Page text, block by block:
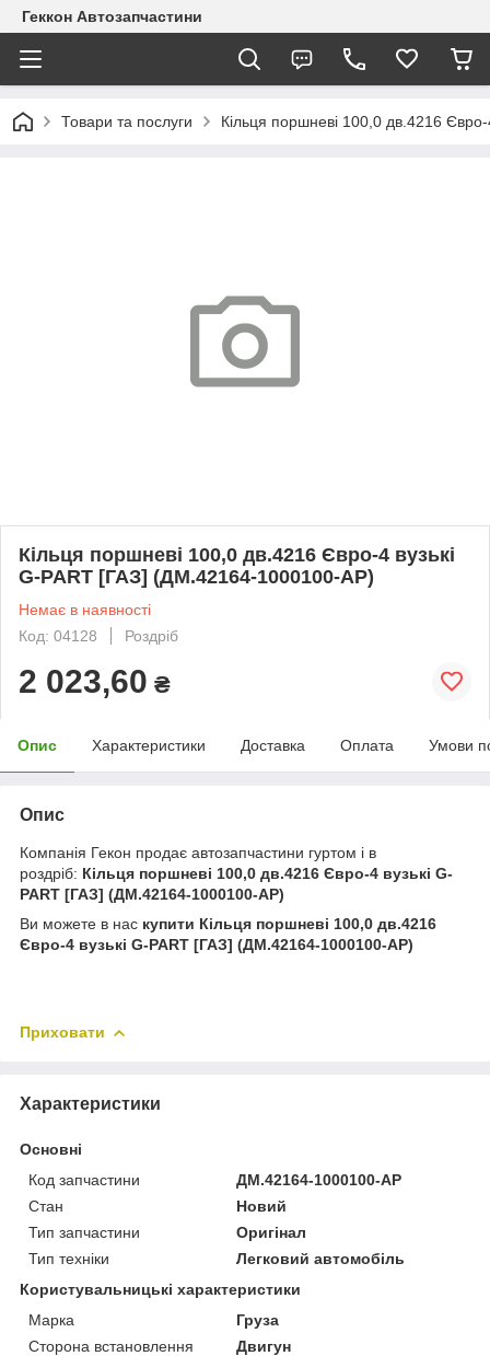
Геккон Автозапчастини
Товари та послуги Кільця поршневі 100,0 дв.4216
Кільця поршневі 100,0 дв.4216 Євро-4 вузькі
G-PART [ГАЗ] (ДМ.42164-1000100-АР)
Немає в наявності
Код: 04128
Роздріб
2 023,60 ₴
Опис Характеристики Доставка Оплата Умови
Опис
Компанія Гекон продає автозапчастини гуртом і в
роздріб: Кільця поршневі 100,0 дв.4216 Євро-4 вузькі G-
PART [ГАЗ] (ДМ.42164-1000100-АР)
Ви можете в нас купити Кільця поршневі 100,0 дв.4216
Євро-4 вузькі G-PART [ГАЗ] (ДМ.42164-1000100-АР)
Приховати
Характеристики
Основні
Код запчастини
ДМ.42164-1000100-АР
Стан
Новий
Тип запчастини
Оригінал
Тип техніки
Легковий автомобіль
Користувальницькі характеристики
Марка
Груза
Сторона встановлення
Двигун